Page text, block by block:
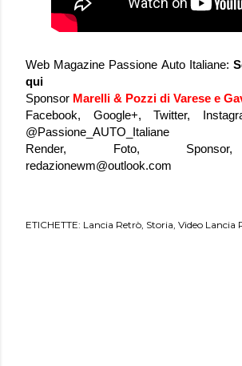
Web Magazine Passione Auto Italiane:
qui
Sponsor Marelli & Pozzi di Varese e
Facebook, Google+, Twitter,
@Passione_AUTO_Italiane
Render, Foto, Sponsor,
redazionewm@outlook.com
ETICHETTE: Lancia Retrò Storia Video Lancia